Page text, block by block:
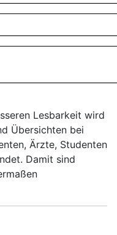
Lesbarkeit wird
Übersichten bei
Ärzte, Studenten
Damit sind